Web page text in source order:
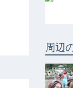
周辺